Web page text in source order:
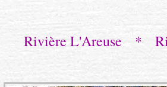
Rivière L'Areuse *